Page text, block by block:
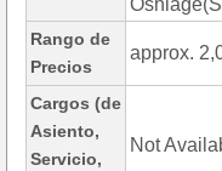
Rango de
Precios
approx.
Cargos (de
Asiento,
Servicio,
Not